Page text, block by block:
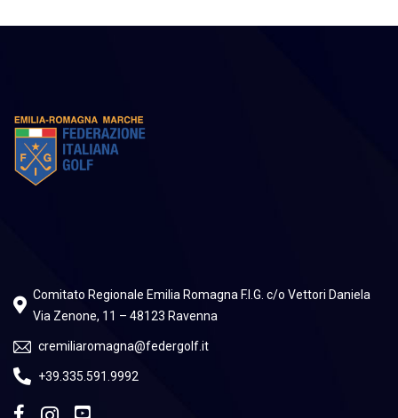
Comitato Regionale Emilia Romagna F.I.G. c/o Vettori Daniela
Via Zenone, 11 – 48123 Ravenna
cremiliaromagna@federgolf.it
+39.335.591.9992